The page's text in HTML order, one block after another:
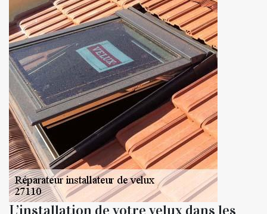
L’installation de votre velux dans les